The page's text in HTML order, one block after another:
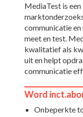
MediaTest is een
communicatie
meet en test.
kwalitatief als
uit en helpt
communicatie
Word
Onbeperkte